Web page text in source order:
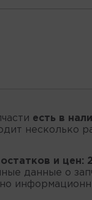
есть в
несколько
и цен:
данные о